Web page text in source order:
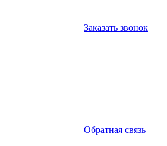
Заказать звонок
Обратная связь